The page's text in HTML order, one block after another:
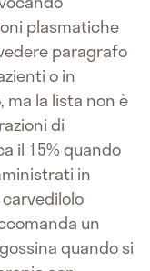
plasmatiche
paragrafo
o in
la lista non è
di
il 15% quando
in
un
quando si